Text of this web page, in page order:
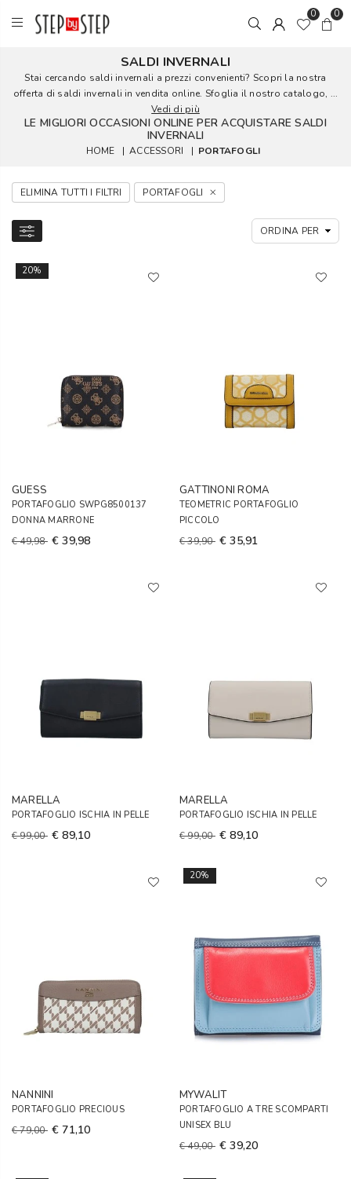
0 0
SALDI INVERNALI
Stai cercando saldi invernali a prezzi convenienti? Scopri la nostra
offerta di saldi invernali in vendita online. Sfoglia il nostro catalogo, ...
Vedi di più
LE MIGLIORI OCCASIONI ONLINE PER ACQUISTARE SALDI
INVERNALI
HOME | ACCESSORI | PORTAFOGLI
ELIMINA TUTTI I FILTRI PORTAFOGLI
20%
GUESS
PORTAFOGLIO SWPG8500137
DONNA MARRONE
€ 49,98 € 39,98
GATTINONI ROMA
TEOMETRIC PORTAFOGLIO
PICCOLO
€ 39,90 € 35,91
MARELLA
PORTAFOGLIO ISCHIA IN PELLE
€ 99,00 € 89,10
MARELLA
PORTAFOGLIO ISCHIA IN PELLE
€ 99,00 € 89,10
NANNINI
PORTAFOGLIO PRECIOUS
€ 79,00 € 71,10
20%
MYWALIT
PORTAFOGLIO A TRE SCOMPARTI
UNISEX BLU
€ 49,00 € 39,20